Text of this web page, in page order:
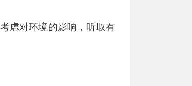
虑对环境的影响，听取有